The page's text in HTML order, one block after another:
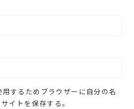
するためブラウザーに自分の名
イトを保存する。